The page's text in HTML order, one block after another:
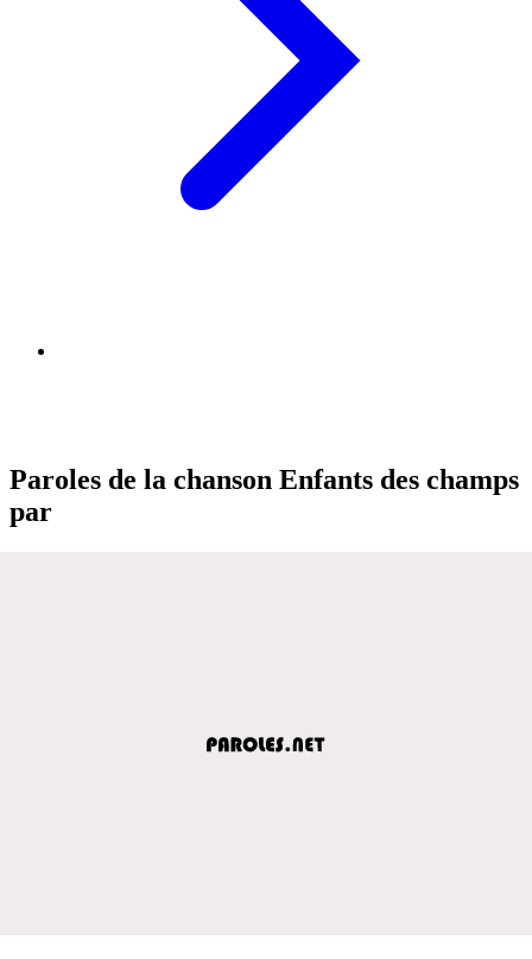
Paroles de la chanson Enfants des champs
par